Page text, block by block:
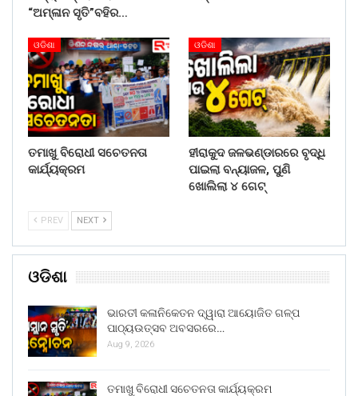
“ଅମ୍ଳାନ ସୃତି”ବହିର…
ଓଡିଶା
ତମାଖୁ ବିରୋଧୀ ସଚେତନତା
କାର୍ଯ୍ୟକ୍ରମ
ଓଡିଶା
ହୀରାକୁଦ ଜଳଭଣ୍ଡାରରେ ବୃଦ୍ଧି
ପାଇଲା ବନ୍ୟାଜଳ, ପୁଣି
ଖୋଲିଲା ୪ ଗେଟ୍
PREV NEXT
ଓଡିଶା
ଭାରତୀ କଳାନିକେତନ ଦ୍ୱାରା ଆୟୋଜିତ ଗଳ୍ପ
ପାଠ୍ୟଉତ୍ସବ ଅବସରରେ…
Aug 9, 2026
ତମାଖୁ ବିରୋଧୀ ସଚେତନତା କାର୍ଯ୍ୟକ୍ରମ